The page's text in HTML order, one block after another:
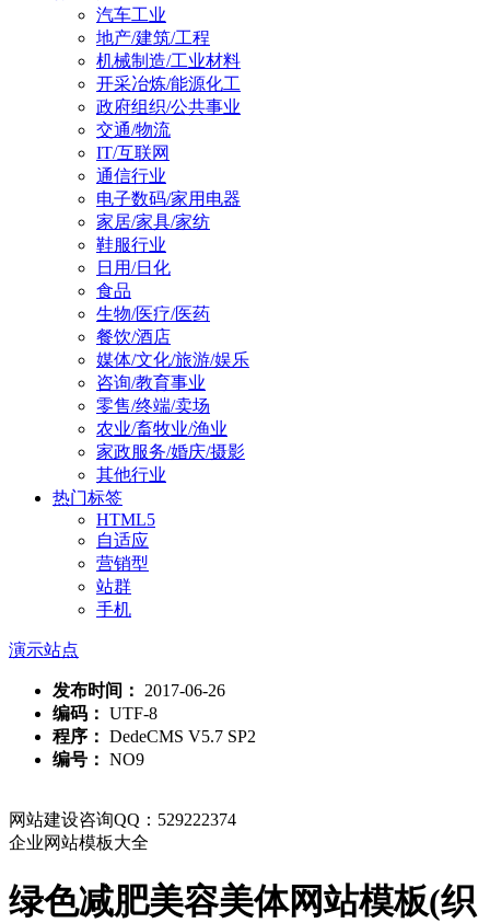
汽车工业
地产/建筑/工程
机械制造/工业材料
开采冶炼/能源化工
政府组织/公共事业
交通/物流
IT/互联网
通信行业
电子数码/家用电器
家居/家具/家纺
鞋服行业
日用/日化
食品
生物/医疗/医药
餐饮/酒店
媒体/文化/旅游/娱乐
咨询/教育事业
零售/终端/卖场
农业/畜牧业/渔业
家政服务/婚庆/摄影
其他行业
热门标签
HTML5
自适应
营销型
站群
手机
演示站点
发布时间：
2017-06-26
编码： UTF-8
程序： DedeCMS V5.7 SP2
编号： NO9
网站建设咨询QQ：529222374
企业网站模板大全
绿色减肥美容美体网站模板(织